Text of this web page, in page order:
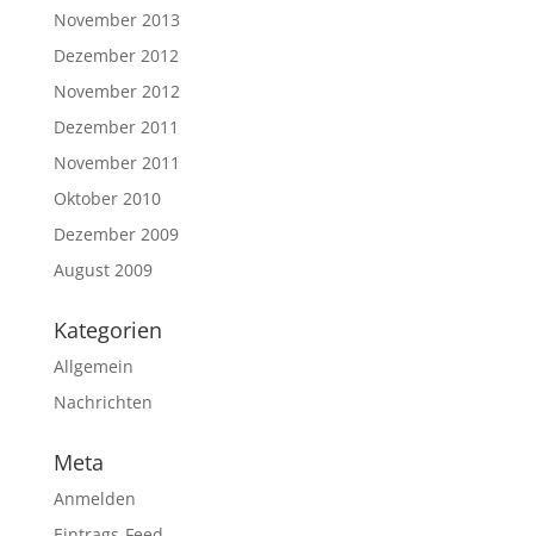
November 2013
Dezember 2012
November 2012
Dezember 2011
November 2011
Oktober 2010
Dezember 2009
August 2009
Kategorien
Allgemein
Nachrichten
Meta
Anmelden